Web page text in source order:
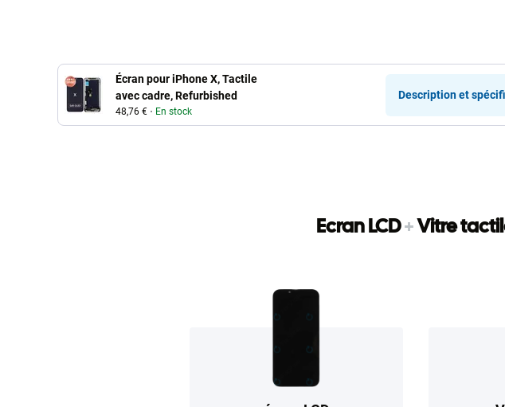
Écran pour iPhone X, Tactile
avec cadre, Refurbished
48,76 € En stock
Description et
Ecran LCD+Vitre